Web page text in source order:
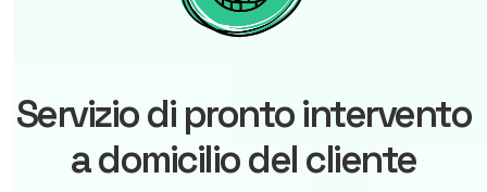
Servizio di pronto intervento
a domicilio del cliente